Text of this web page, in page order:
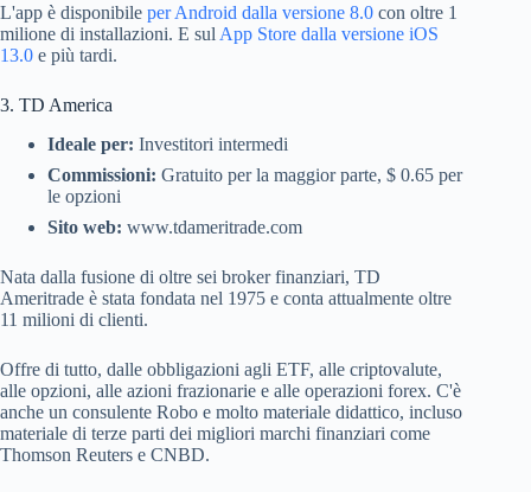
L'app è disponibile per Android dalla versione 8.0 con oltre 1
milione di installazioni. E sul App Store dalla versione iOS
13.0 e più tardi.
3. TD America
Ideale per: Investitori intermedi
Commissioni: Gratuito per la maggior parte, $ 0.65 per
le opzioni
Sito web: www.tdameritrade.com
Nata dalla fusione di oltre sei broker finanziari, TD
Ameritrade è stata fondata nel 1975 e conta attualmente oltre
11 milioni di clienti.
Offre di tutto, dalle obbligazioni agli ETF, alle criptovalute,
alle opzioni, alle azioni frazionarie e alle operazioni forex. C'è
anche un consulente Robo e molto materiale didattico, incluso
materiale di terze parti dei migliori marchi finanziari come
Thomson Reuters e CNBD.